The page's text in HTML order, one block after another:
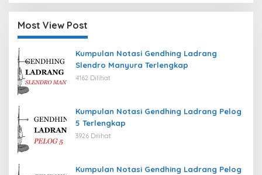
Most View Post
Kumpulan Notasi Gendhing Ladrang
Slendro Manyura Terlengkap
4162 Dilihat
Kumpulan Notasi Gendhing Ladrang Pelog
5 Terlengkap
3926 Dilihat
Kumpulan Notasi Gendhing Ladrang Pelog